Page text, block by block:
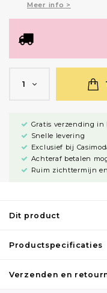
Meer info >
1
Gratis verzending in
Snelle levering
Exclusief bij
Achteraf betalen
Ruim zichttermijn
Dit product
Productspecificaties
Verzenden en